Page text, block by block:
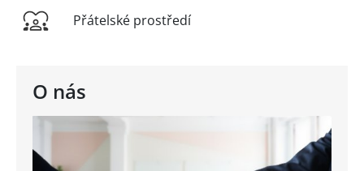
O nás
Přátelské prostředí